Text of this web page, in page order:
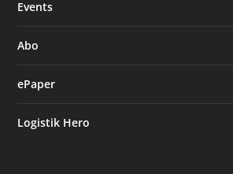
Events
Abo
ePaper
Logistik Hero